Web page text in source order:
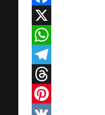
Facebook
X
WhatsApp
Telegram
Threads